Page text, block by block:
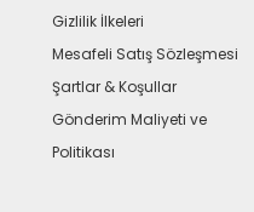
Gizlilik İlkeleri
Mesafeli Satış Sözleşmesi
Şartlar & Koşullar
Gönderim Maliyeti ve
Politikası